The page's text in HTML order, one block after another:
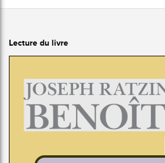
Lecture du livre